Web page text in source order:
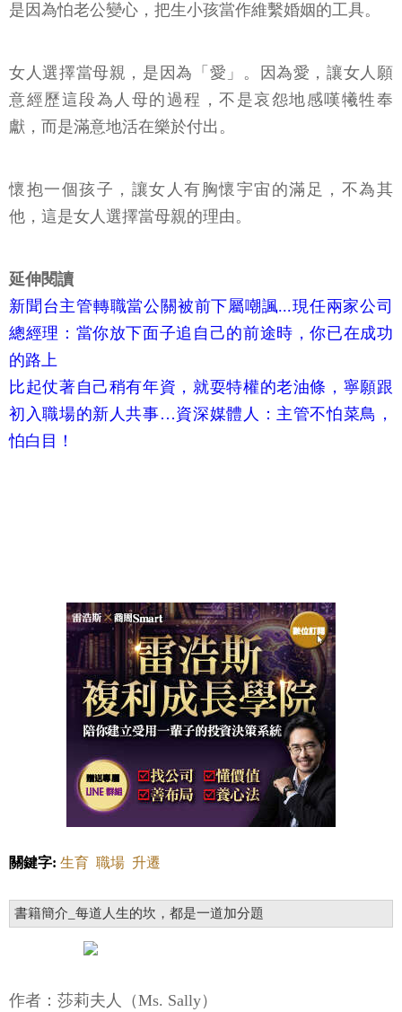
是因為怕老公變心，把生小孩當作維繫婚姻的工具。
女人選擇當母親，是因為「愛」。因為愛，讓女人願
意經歷這段為人母的過程，不是哀怨地感嘆犧牲奉
獻，而是滿意地活在樂於付出。
懷抱一個孩子，讓女人有胸懷宇宙的滿足，不為其
他，這是女人選擇當母親的理由。
延伸閱讀
新聞台主管轉職當公關被前下屬嘲諷...現任兩家公司
總經理：當你放下面子追自己的前途時，你已在成功
的路上
比起仗著自己稍有年資，就耍特權的老油條，寧願跟
初入職場的新人共事…資深媒體人：主管不怕菜鳥，
怕白目！
關鍵字: 生育 職場 升遷
書籍簡介_每道人生的坎，都是一道加分題
作者：莎莉夫人（Ms. Sally）